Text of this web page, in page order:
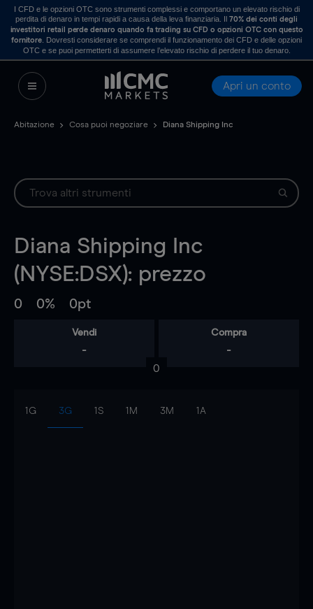
I CFD e le opzioni OTC sono strumenti complessi e comportano un elevato rischio di
perdita di denaro in tempi rapidi a causa della leva finanziaria. Il70% dei conti degli
investitori retail perde denaro quando fa trading su CFD o opzioni OTC con questo
fornitore . Dovresti considerare se comprendi il funzionamento dei CFD e delle opzioni
OTC e se puoi permetterti di assumere l’elevato rischio di perdere il tuo denaro.
Apri un conto
Abitazione Cosa puoi negoziare Diana Shipping Inc
Diana Shipping Inc
(NYSE:DSX): prezzo
0 0% 0pt
Vendi
-
Compra
-
0
1G 3G 1S 1M 3M 1A